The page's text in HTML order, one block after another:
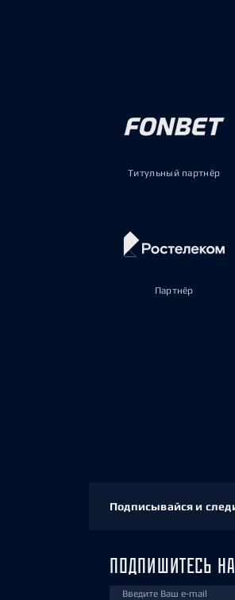
Титульный партнёр
Партнёр
Подписывайся и
ПОДПИШИТЕСЬ
Введите Ваш e-mail